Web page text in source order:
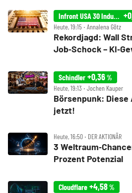
Infront USA 30 Industrial
Heute, 19:15 ‧ Annalena Götz
Rekordjagd: Wall
Job‑Schock –
Schindler +0,36%
Heute, 19:13 ‧ Jochen Kauper
Börsenpunk:
jetzt!
Heute, 16:50 ‧ DER AKTIONÄR
3
Prozent Potenzial
Cloudflare +4,58%